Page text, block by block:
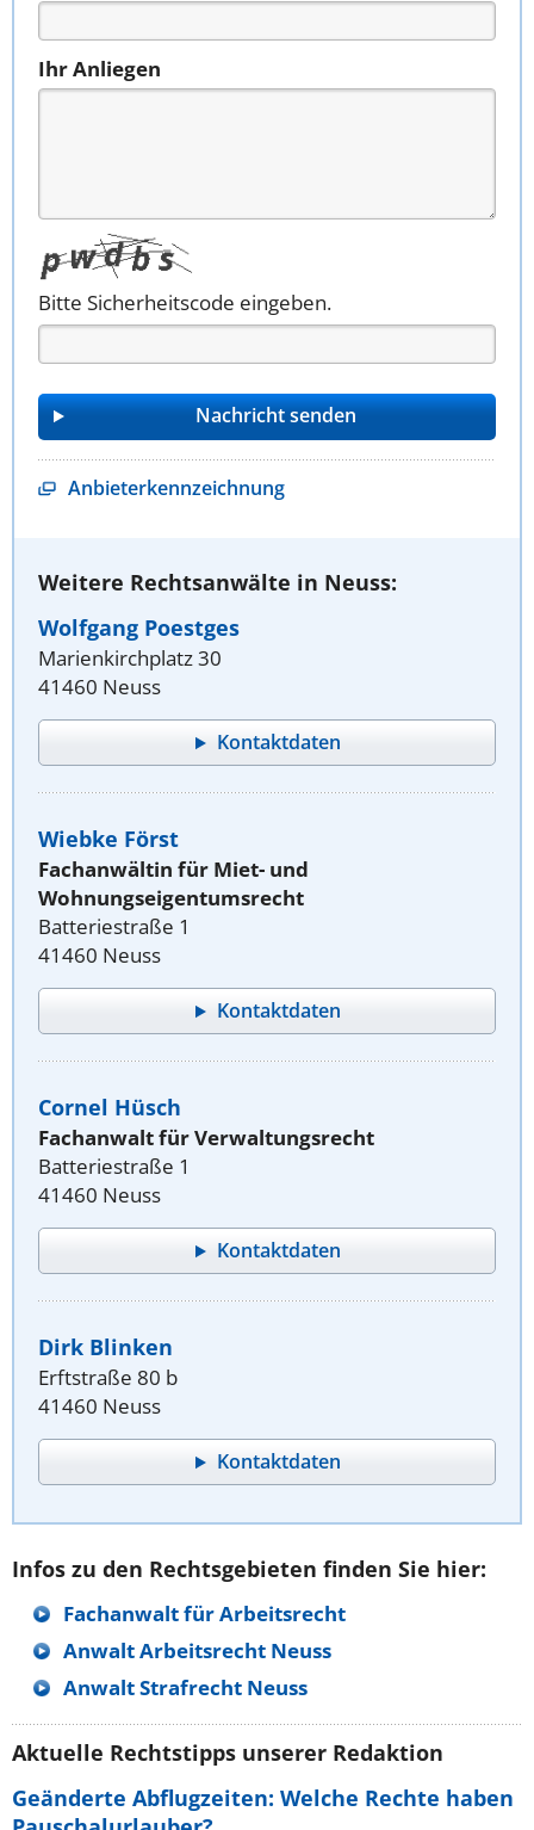
Ihr Anliegen
Bitte Sicherheitscode eingeben.
Anbieterkennzeichnung
Weitere Rechtsanwälte in Neuss:
Wolfgang Poestges
Marienkirchplatz 30
41460 Neuss
Kontaktdaten
Wiebke Först
Fachanwältin für Miet- und
Wohnungseigentumsrecht
Batteriestraße 1
41460 Neuss
Kontaktdaten
Cornel Hüsch
Fachanwalt für Verwaltungsrecht
Batteriestraße 1
41460 Neuss
Kontaktdaten
Dirk Blinken
Erftstraße 80 b
41460 Neuss
Kontaktdaten
Infos zu den Rechtsgebieten finden Sie hier:
Fachanwalt für Arbeitsrecht
Anwalt Arbeitsrecht Neuss
Anwalt Strafrecht Neuss
Aktuelle Rechtstipps unserer Redaktion
Geänderte Abflugzeiten: Welche Rechte haben